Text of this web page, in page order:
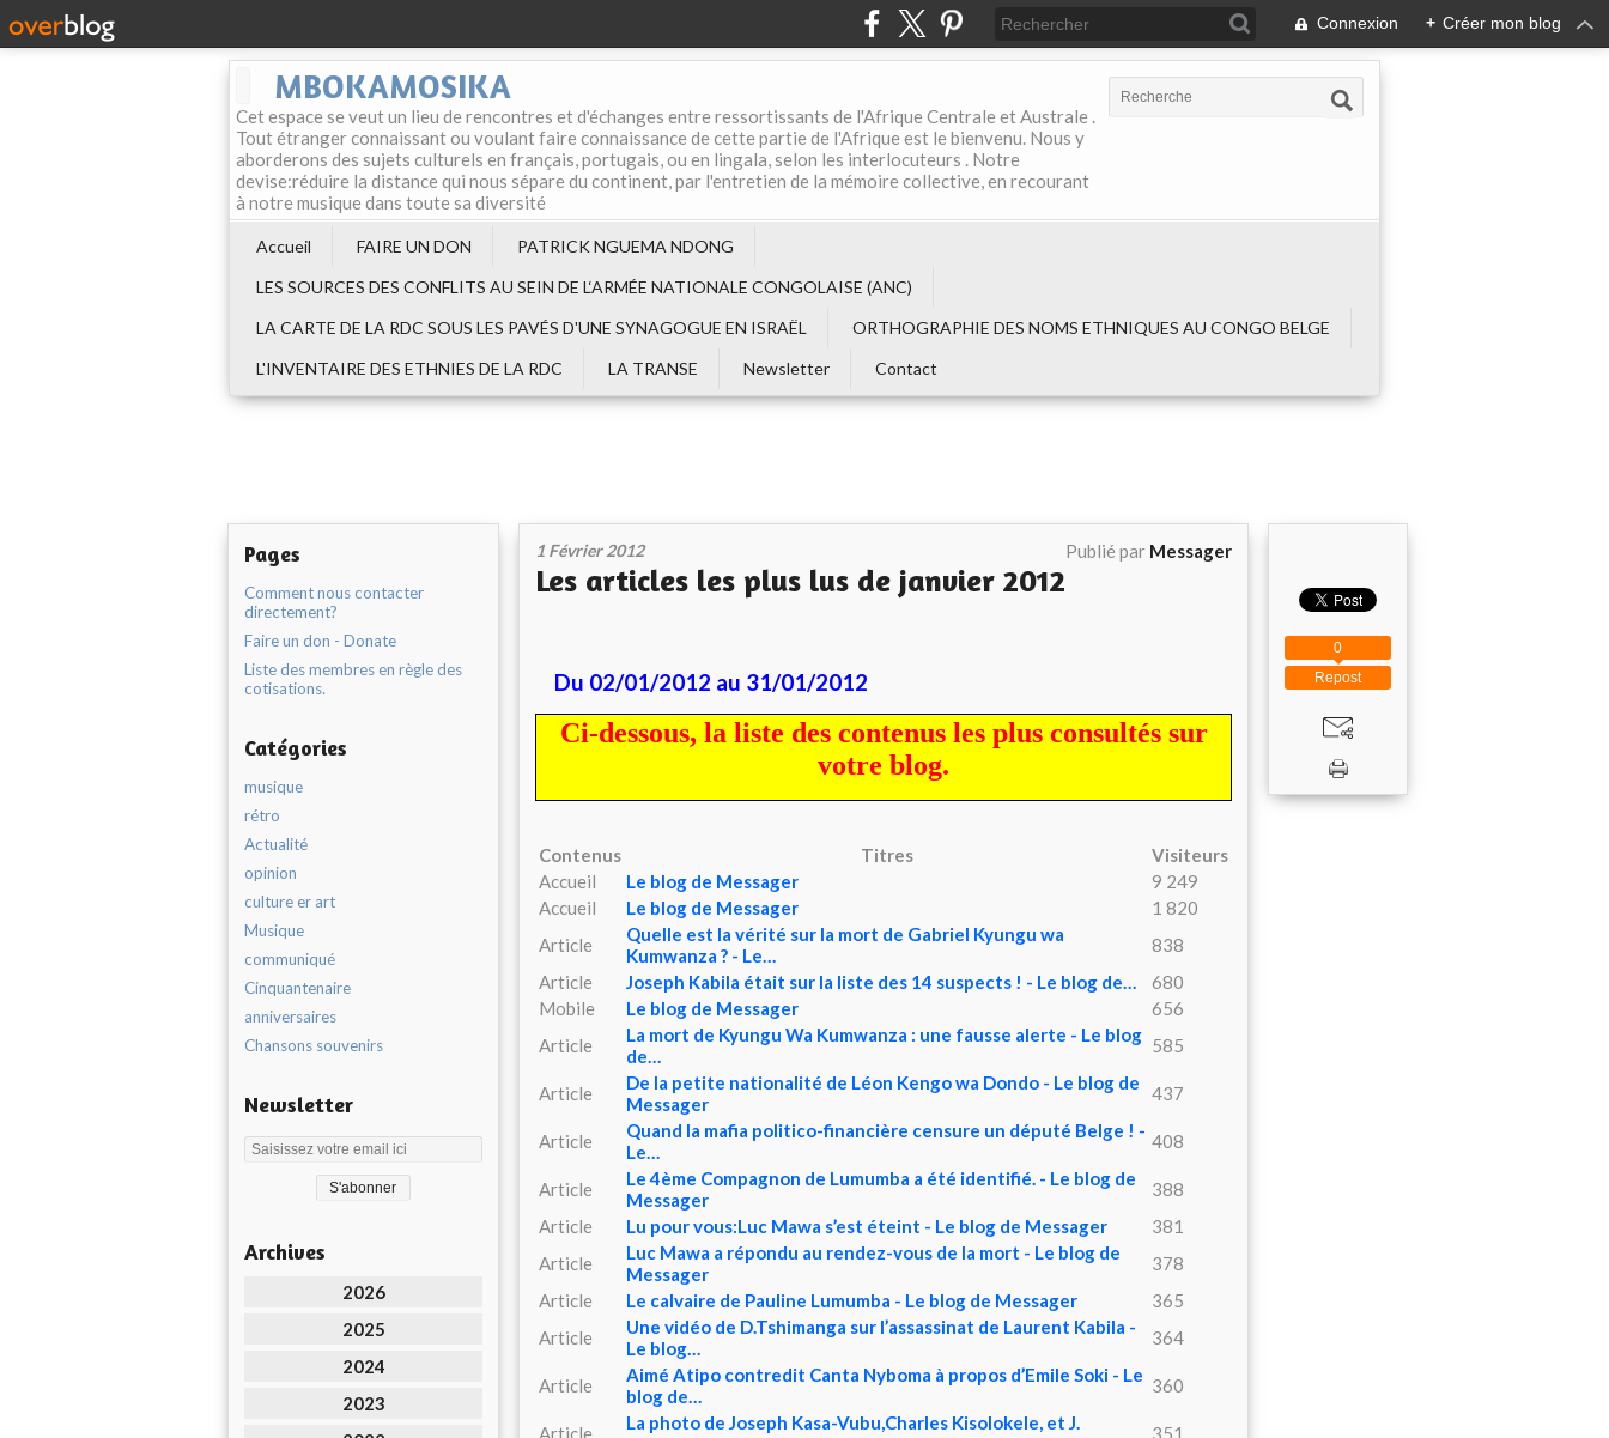
Connexion + Créer mon blog
MBOKAMOSIKA
Cet espace se veut un lieu de rencontres et d'échanges entre ressortissants de l'Afrique Centrale et Australe .
Tout étranger connaissant ou voulant faire connaissance de cette partie de l'Afrique est le bienvenu. Nous y
aborderons des sujets culturels en français, portugais, ou en lingala, selon les interlocuteurs . Notre
devise:réduire la distance qui nous sépare du continent, par l'entretien de la mémoire collective, en recourant
à notre musique dans toute sa diversité
Accueil FAIRE UN DON
PATRICK NGUEMA NDONG
LES SOURCES DES CONFLITS AU SEIN DE L‘ARMÉE NATIONALE CONGOLAISE (ANC)
LA CARTE DE LA RDC SOUS LES PAVÉS D'UNE SYNAGOGUE EN ISRAËL
ORTHOGRAPHIE DES NOMS ETHNIQUES AU CONGO BELGE
L'INVENTAIRE DES ETHNIES DE LA RDC
LA TRANSE Newsletter Contact
Pages
Comment nous contacter
directement?
Faire un don - Donate
Liste des membres en règle des
cotisations.
Catégories
musique
rétro
Actualité
opinion
culture er art
Musique
communiqué
Cinquantenaire
anniversaires
Chansons souvenirs
Newsletter
Archives
2026
2025
2024
2023
1 Février 2012 Publié par Messager
Les articles les plus lus de janvier 2012
Du 02/01/2012 au 31/01/2012
Ci-dessous, la liste des contenus les plus consultés sur
votre blog.
Contenus Titres
Visiteurs
Accueil
Le blog de Messager
9 249
Accueil
Le blog de Messager
1 820
Article
Quelle est la vérité sur la mort de Gabriel Kyungu wa
Kumwanza ? - Le…
838
Article
Joseph Kabila était sur la liste des 14 suspects ! - Le blog de…
680
Mobile
Le blog de Messager
656
Article
La mort de Kyungu Wa Kumwanza : une fausse alerte - Le blog
de…
585
Article
De la petite nationalité de Léon Kengo wa Dondo - Le blog de
Messager
437
Article
Quand la mafia politico-financière censure un député Belge ! -
Le…
408
Article
Le 4ème Compagnon de Lumumba a été identifié. - Le blog de
Messager
388
Article
Lu pour vous:Luc Mawa s’est éteint - Le blog de Messager
381
Article
Luc Mawa a répondu au rendez-vous de la mort - Le blog de
Messager
378
Article
Le calvaire de Pauline Lumumba - Le blog de Messager
365
Article
Une vidéo de D.Tshimanga sur l’assassinat de Laurent Kabila -
Le blog…
364
Article
Aimé Atipo contredit Canta Nyboma à propos d’Emile Soki - Le
blog de…
360
Article
La photo de Joseph Kasa-Vubu,Charles Kisolokele, et J.
351
Repost
0